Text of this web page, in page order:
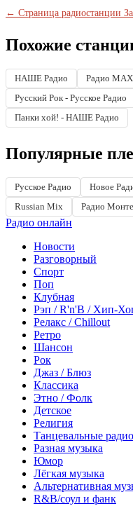
← Страница радиостанции
Похожие
НАШЕ Радио Радио
Русский Рок - Русское Радио
Панки хой! - НАШЕ Радио
Популярные
Русское Радио Новое
Russian Mix
Радио
Радио онлайн
Новости
Разговорный
Спорт
Поп
Клубная
Рэп / R'n'B / Хип-
Релакс / Chillout
Ретро
Шансон
Рок
Джаз / Блюз
Классика
Этно / Фолк
Детское
Религия
Танцевальные
Разная музыка
Юмор
Лёгкая музыка
Альтернативная
R&B/cоул и фанк